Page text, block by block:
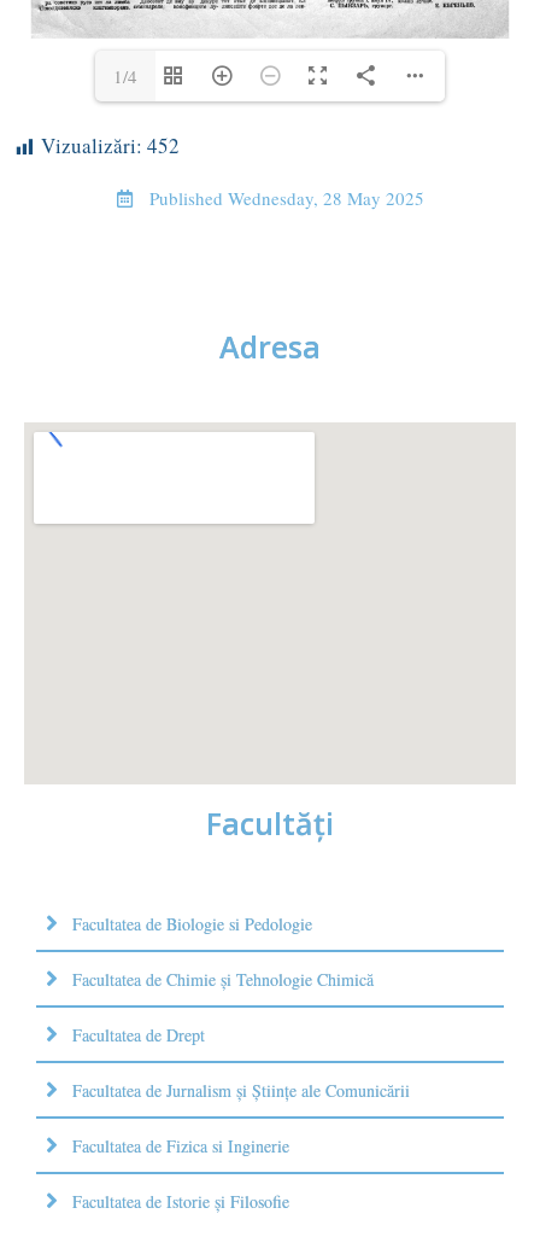
1/4
Vizualizări: 452
Published Wednesday, 28 May 2025
Adresa
Facultăţi
Facultatea de Biologie si Pedologie
Facultatea de Chimie şi Tehnologie Chimică
Facultatea de Drept
Facultatea de Jurnalism şi Ştiinţe ale Comunicării
Facultatea de Fizica si Inginerie
Facultatea de Istorie şi Filosofie